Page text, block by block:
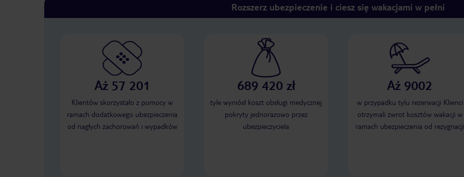
Rozszerz ubezpieczenie i ciesz się wakacjami w pełni
Aż 57 201
Klientów skorzystało z pomocy w
ramach dodatkowego ubezpieczenia
od nagłych zachorowań i wypadków
689 420 zł
tyle wyniósł koszt obsługi medycznej
pokryty jednorazowo przez
ubezpieczyciela
Aż 9002
w przypadku tylu rezerwacji Klienci
otrzymali zwrot kosztów wakacji w
ramach ubezpieczenia od rezygnacji